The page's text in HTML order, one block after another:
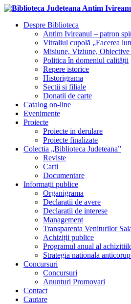
Despre Biblioteca
Antim Ivireanul – patron
Vitraliul cupolă „Facerea
Misiune, Viziune,
Politica în domeniul calității
Repere istorice
Historigrama
Sectii si filiale
Donatii de carte
Catalog on-line
Evenimente
Proiecte
Proiecte in derulare
Proiecte finalizate
Colectia „Biblioteca Judeteana”
Reviste
Carti
Documentare
Informații publice
Organigrama
Declaratii de avere
Declaratii de interese
Management
Transparenta Veniturilor
Achiziții publice
Programul anual al
Strategia nationala
Concursuri
Concursuri
Anunturi Promovari
Contact
Cautare